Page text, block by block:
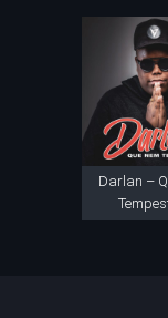
Darlan –